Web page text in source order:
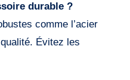
durable ?
comme l’acier
Évitez les